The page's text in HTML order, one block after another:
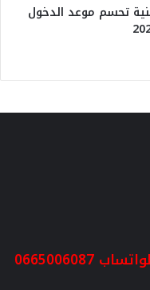
تحسم موعد الدخول
0665006087